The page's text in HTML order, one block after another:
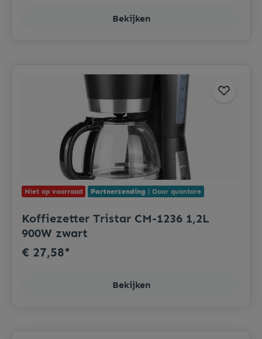
Bekijken
Niet op voorraad Partnerzending | Door quantore
Koffiezetter Tristar CM-1236 1,2L
900W zwart
€ 27,58*
Bekijken